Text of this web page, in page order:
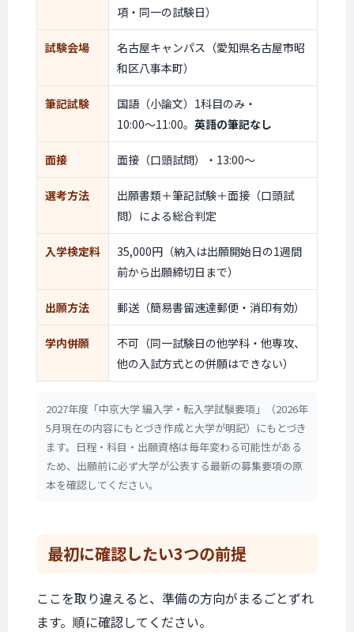
項・同一の試験日）
試験会場
名古屋キャンパス（愛知県名古屋市昭
和区八事本町）
筆記試験
国語（小論文）1科目のみ・
10:00〜11:00。 英語の筆記なし
面接 面接（口頭試問）・ 13:00〜
選考方法
出願書類＋筆記試験＋面接（口頭試
問）による総合判定
入学検定料
35,000円（納入は出願開始日の1週間
前から出願締切日まで）
出願方法 郵送（簡易書留速達郵便・消印有効）
学内併願
不可（同一試験日の他学科・他専攻、
他の入試方式との併願はできない）
2027年度「中京大学 編入学・転入学試験要項」（2026年
5月現在の内容にもとづき作成と大学が明記）にもとづき
ます。日程・科目・出願資格は毎年変わる可能性がある
ため、出願前に必ず大学が公表する最新の募集要項の原
本を確認してください。
最初に確認したい3つの前提
ここを取り違えると、準備の方向がまるごとずれ
ます。順に確認してください。